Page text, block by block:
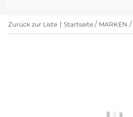
Zurück zur Liste Startseite MARKEN